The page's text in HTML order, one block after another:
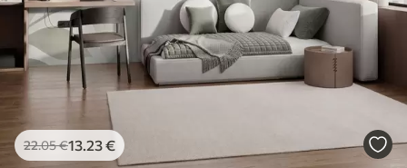
22.05€13.23€